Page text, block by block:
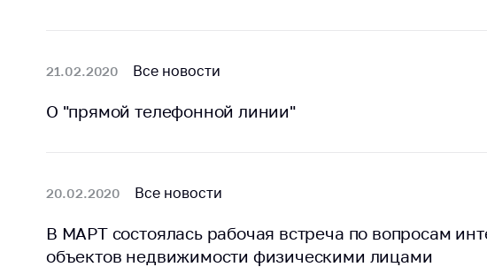
21.02.2020 Все новости
О "прямой телефонной линии"
20.02.2020 Все новости
В МАРТ состоялась рабочая встреча по вопросам
объектов недвижимости физическими лицами